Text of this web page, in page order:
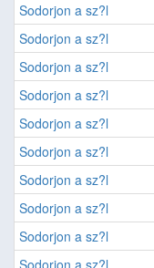
Sodorjon a sz?l
Sodorjon a sz?l
Sodorjon a sz?l
Sodorjon a sz?l
Sodorjon a sz?l
Sodorjon a sz?l
Sodorjon a sz?l
Sodorjon a sz?l
Sodorjon a sz?l